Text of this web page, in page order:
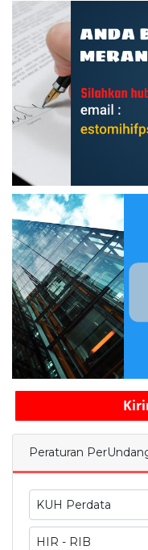
Peraturan
KUH Perdata
HIR - RIB